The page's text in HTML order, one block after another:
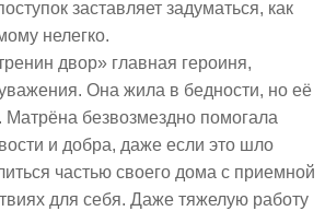
заставляет задуматься, как
нелегко.
двор» главная героиня,
Она жила в бедности, но её
Матрёна безвозмездно помогала
и добра, даже если это шло
частью своего дома с приемной
для себя. Даже тяжелую работу